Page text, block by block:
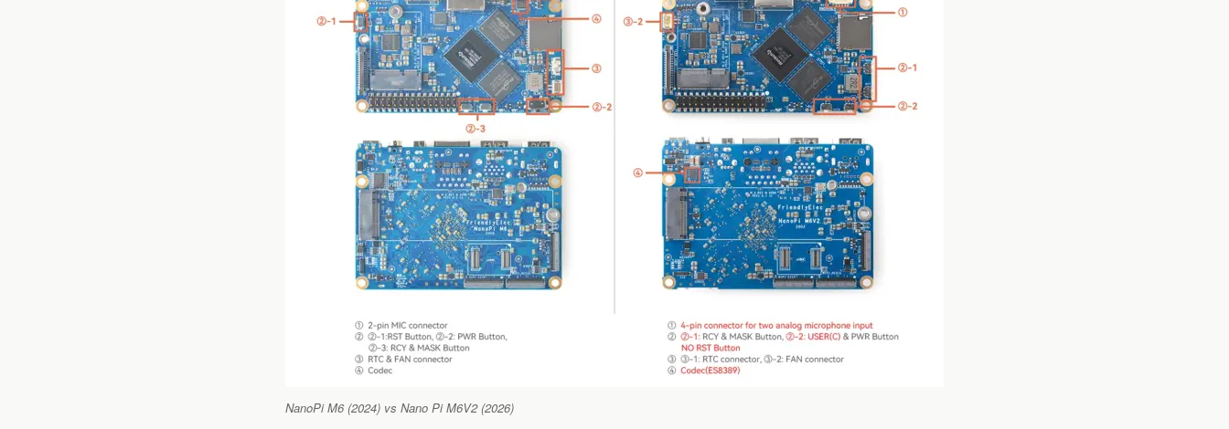
NanoPi M6 (2024) vs Nano Pi M6V2 (2026)